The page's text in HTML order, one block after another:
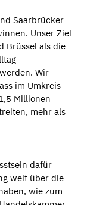
Saarbrücker
Unser Ziel
Brüssel als die
Wir
im Umkreis
Millionen
mehr als
dafür
weit über die
wie zum